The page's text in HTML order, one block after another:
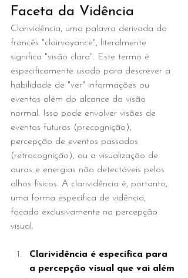
Faceta da Vidência
Clarividência, uma palavra derivada do
francês "clairvoyance", literalmente
significa "visão clara". Este termo é
especificamente usado para descrever a
habilidade de "ver" informações ou
eventos além do alcance da visão
normal. Isso pode envolver visões de
eventos futuros (precognição),
percepção de eventos passados
(retrocognição), ou a visualização de
auras e energias não detectáveis pelos
olhos físicos. A clarividência é, portanto,
uma forma específica de vidência,
focada exclusivamente na percepção
visual.
Clarividência é específica para
a percepção visual que vai além